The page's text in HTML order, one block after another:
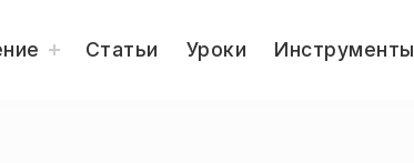
toggle
childСтатьи Уроки Инструменты